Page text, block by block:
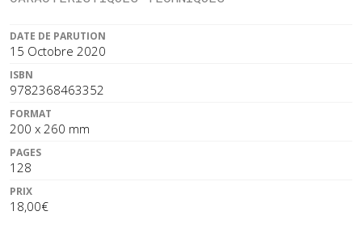
DATE DE PARUTION
15 Octobre 2020
ISBN
9782368463352
FORMAT
200 x 260 mm
PAGES
128
PRIX
18,00€